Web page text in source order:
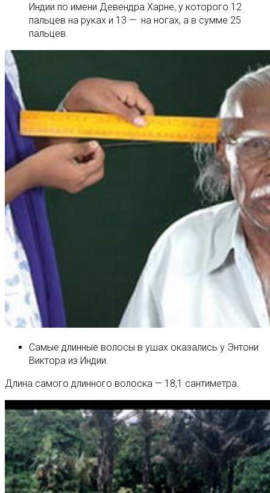
Индии по имени Девендра Харне, у которого 12
пальцев на руках и 13 — на ногах, а в сумме 25
пальцев.
Самые длинные волосы в ушах оказались у Энтони
Виктора из Индии.
Длина самого длинного волоска — 18,1 сантиметра.